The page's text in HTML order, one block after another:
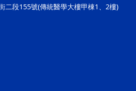
二段155號(傳統醫學大樓甲棟1、2樓)